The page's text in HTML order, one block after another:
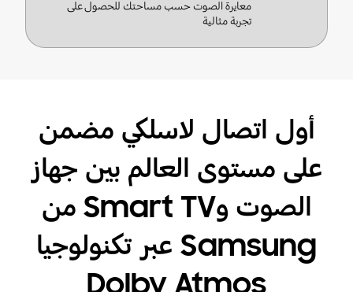
معايرة الصوت حسب مساحتك للحصول على
تجربة مثالية
أول اتصال لاسلكي مضمن
على مستوى العالم بين جهاز
الصوت وSmart TV من
Samsung عبر تكنولوجيا
Dolby Atmos